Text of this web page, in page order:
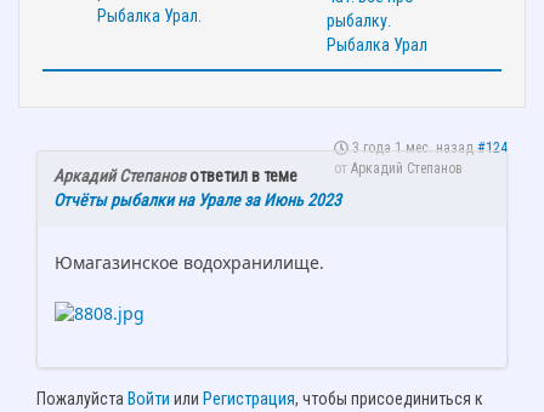
3 года 1 мес. назад #124
отАркадий Степанов
Аркадий Степановответил в теме
Отчёты рыбалки на Урале за Июнь 2023
Юмагазинское водохранилище.
Пожалуйста Войти или Регистрация, чтобы присоединиться к